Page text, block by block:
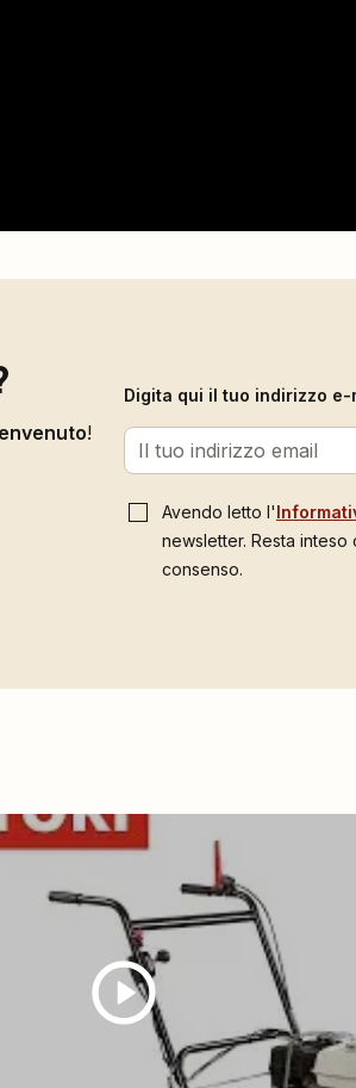
!
Digita qui il tuo indirizzo
Avendo letto l'
newsletter. Resta
consenso.